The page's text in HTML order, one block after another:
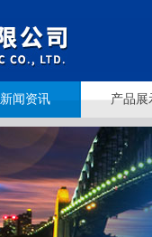
新闻资讯 产品展